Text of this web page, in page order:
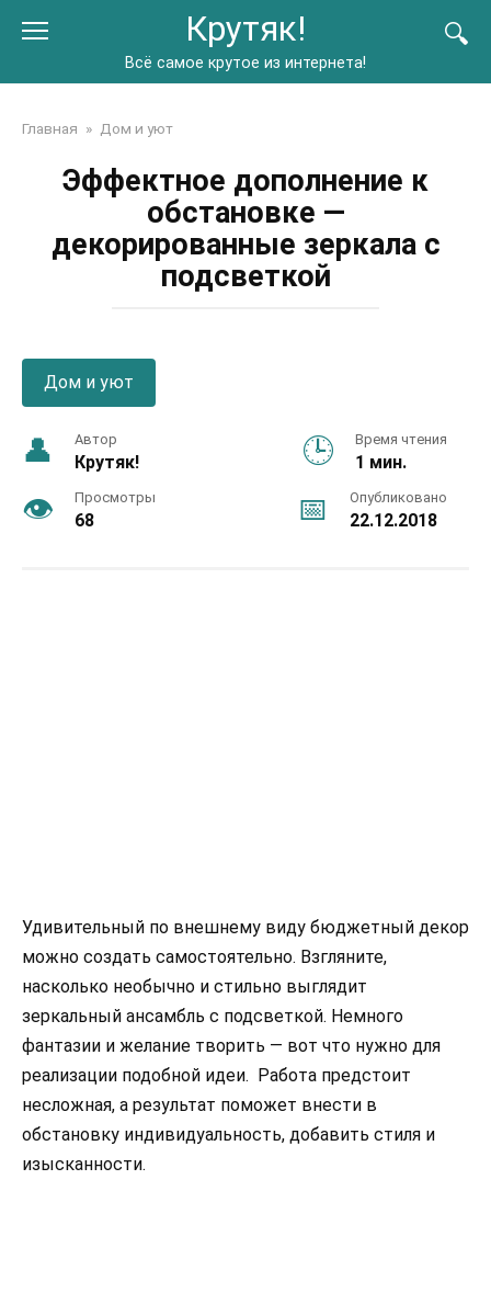
Крутяк!
Всё самое крутое из интернета!
Главная » Дом и уют
Эффектное дополнение к
обстановке —
декорированные зеркала с
подсветкой
Дом и уют
Автор
Крутяк!
Время чтения
1 мин.
Просмотры
68
Опубликовано
22.12.2018
Удивительный по внешнему виду бюджетный декор
можно создать самостоятельно. Взгляните,
насколько необычно и стильно выглядит
зеркальный ансамбль с подсветкой. Немного
фантазии и желание творить — вот что нужно для
реализации подобной идеи. Работа предстоит
несложная, а результат поможет внести в
обстановку индивидуальность, добавить стиля и
изысканности.